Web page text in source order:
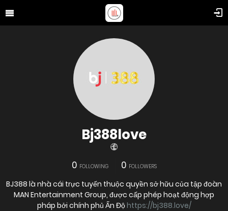
Bj388love
0 FOLLOWING 0 FOLLOWERS
BJ388 là nhà cái trực tuyến thuộc quyền sở hữu của tập đoàn
MAN Entertainment Group, được cấp phép hoạt động hợp
pháp bởi chính phủ Ấn Độhttps://bj388.love/